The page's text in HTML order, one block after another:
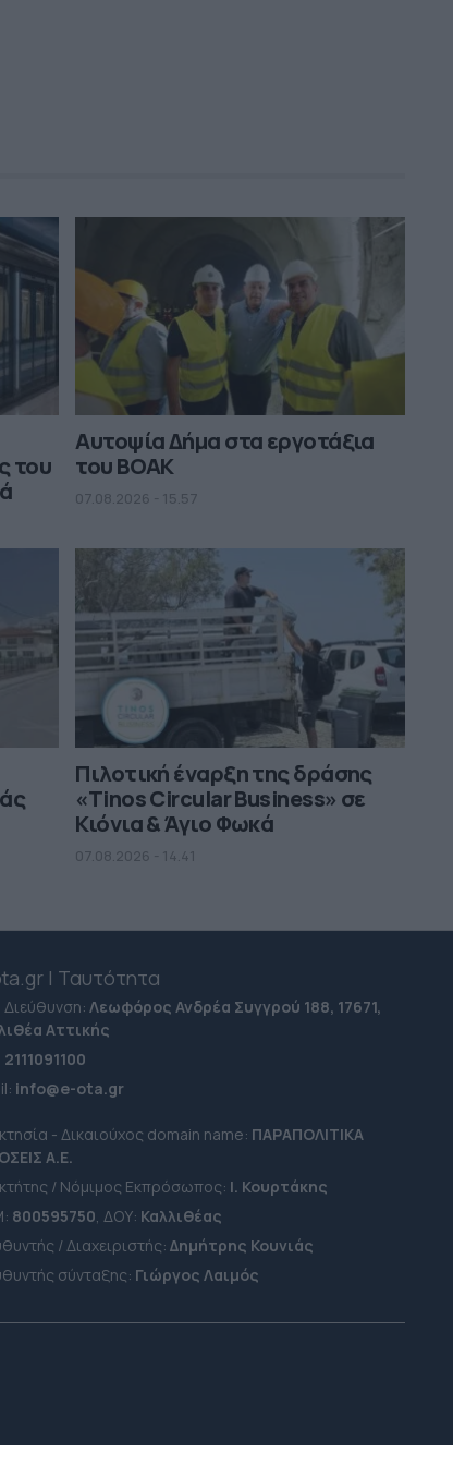
του
Αυτοψία Δήμα στα εργοτάξια
του ΒΟΑΚ
07.08.2026 - 15.57
Πιλοτική έναρξη της δράσης
«Tinos Circular Business» σε
Κιόνια & Άγιο Φωκά
07.08.2026 - 14.41
| Ταυτότητα
Διεύθυνση:Λεωφόρος Ανδρέα Συγγρού 188, 17671,
Αττικής
2111091100
info@e-ota.gr
- Δικαιούχος domain name: ΠΑΡΑΠΟΛΙΤΙΚΑ
A.E.
/ Νόμιμος Εκπρόσωπος: Ι. Κουρτάκης
800595750 , ΔΟΥ: Καλλιθέας
/ Διαχειριστής:Δημήτρης Κουνιάς
σύνταξης: Γιώργος Λαιμός